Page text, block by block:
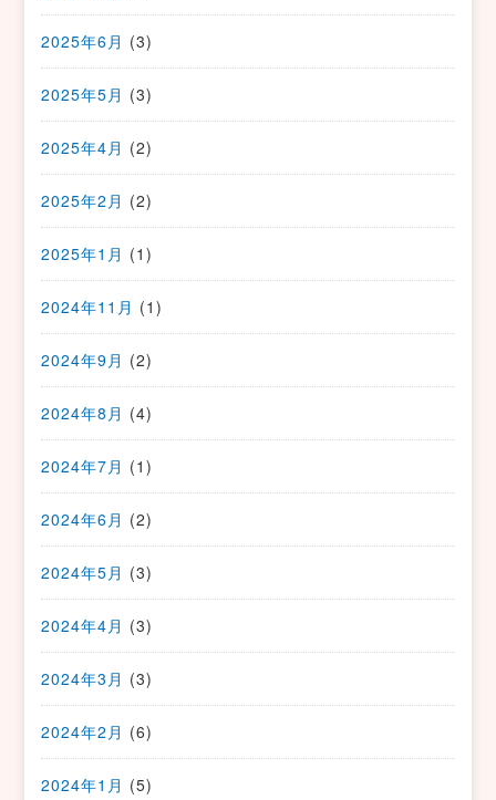
2025年6月 (3)
2025年5月 (3)
2025年4月 (2)
2025年2月 (2)
2025年1月 (1)
2024年11月 (1)
2024年9月 (2)
2024年8月 (4)
2024年7月 (1)
2024年6月 (2)
2024年5月 (3)
2024年4月 (3)
2024年3月 (3)
2024年2月 (6)
2024年1月 (5)